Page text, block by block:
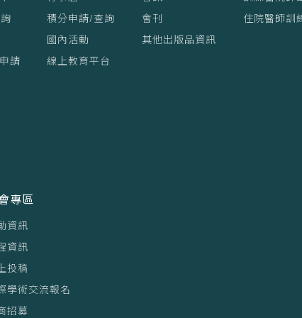
請
積分申請/查詢
國內活動
線上教育平台
會刊
其他出版品資訊
住院醫師訓
專區
資訊
資訊
投稿
學術交流報名
招募